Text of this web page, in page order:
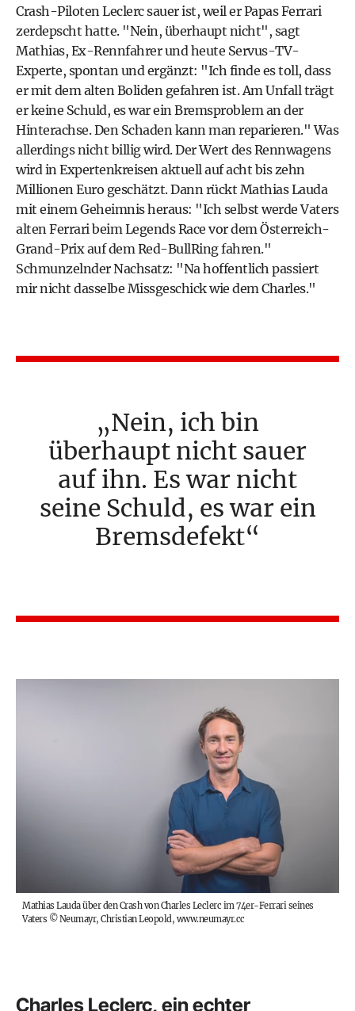
Crash-Piloten Leclerc sauer ist, weil er Papas Ferrari
zerdepscht hatte. "Nein, überhaupt nicht", sagt
Mathias, Ex-Rennfahrer und heute Servus-TV-
Experte, spontan und ergänzt: "Ich finde es toll, dass
er mit dem alten Boliden gefahren ist. Am Unfall trägt
er keine Schuld, es war ein Bremsproblem an der
Hinterachse. Den Schaden kann man reparieren." Was
allerdings nicht billig wird. Der Wert des Rennwagens
wird in Expertenkreisen aktuell auf acht bis zehn
Millionen Euro geschätzt. Dann rückt Mathias Lauda
mit einem Geheimnis heraus: "Ich selbst werde Vaters
alten Ferrari beim Legends Race vor dem Österreich-
Grand-Prix auf dem Red-BullRing fahren."
Schmunzelnder Nachsatz: "Na hoffentlich passiert
mir nicht dasselbe Missgeschick wie dem Charles."
Nein, ich bin
überhaupt nicht sauer
auf ihn. Es war nicht
seine Schuld, es war ein
Bremsdefekt
Mathias Lauda über den Crash von Charles Leclerc im 74er-Ferrari seines
Vaters ©Neumayr, Christian Leopold, www.neumayr.cc
Charles Leclerc, ein echter